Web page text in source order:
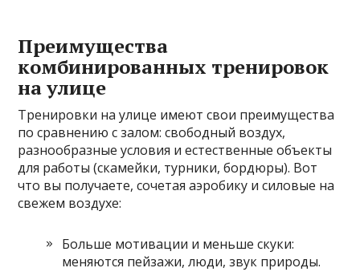
Преимущества
комбинированных тренировок
на улице
Тренировки на улице имеют свои преимущества
по сравнению с залом: свободный воздух,
разнообразные условия и естественные объекты
для работы (скамейки, турники, бордюры). Вот
что вы получаете, сочетая аэробику и силовые на
свежем воздухе:
Больше мотивации и меньше скуки:
меняются пейзажи, люди, звук природы.